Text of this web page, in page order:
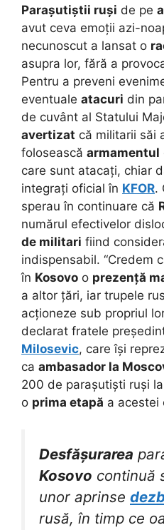
Parașutiștii ruși de pe
avut ceva emoții azi-
necunoscut a lansat o
asupra lor, fără a
Pentru a preveni
eventuale atacuri din
de cuvânt al Statului
avertizat că militarii săi
folosească armamentul
care sunt atacați, chiar
integrați oficial în KFOR.
sperau în continuare că
numărul efectivelor
de militari fiind
indispensabil. “Credem
în Kosovo o prezență
a altor țări, iar trupele
acționeze sub propriul
declarat fratele
Milosevic, care își
ca ambasador la
200 de parașutiști ruși
o prima etapă a acestei
Desfășurarea
Kosovo continuă
unor aprinse
rusă, în timp ce